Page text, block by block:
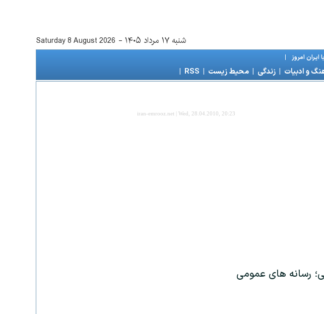
شنبه ۱۷ مرداد ۱۴۰۵ -
Saturday 8 August 2026
ايران امروز |
و ادبيات | زندگی | محیط زیست |
RSS
|
iran-emrooz.net | Wed, 28.04.2010, 20:23
رسانه های عمومی